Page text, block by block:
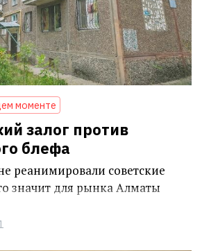
моменте
залог против
блефа
реанимировали советские
значит для рынка Алматы